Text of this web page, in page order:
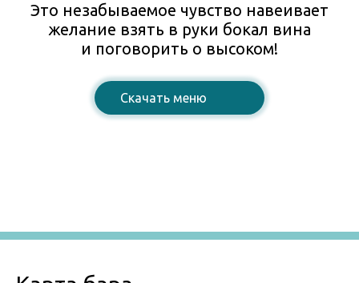
Это незабываемое чувство навеивает
желание взять в руки бокал вина
и поговорить о высоком!
Cкачать меню